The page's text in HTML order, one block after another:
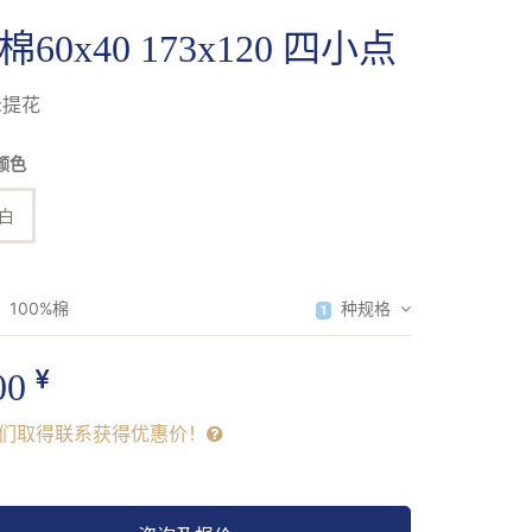
60x40 173x120 四小点
花
色
100%棉 1 种规格
取得联系获得优惠价！